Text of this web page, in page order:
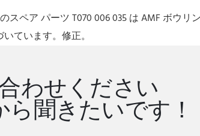
ペア パーツ T070 006 035 は AMF ボウ
ています。修正。
わせください
聞きたいです！